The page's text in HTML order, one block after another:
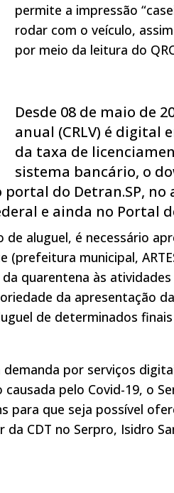
permite a impressão
rodar com o veículo,
por meio da leitura do
Desde 08 de maio de
anual (CRLV) é digital
da taxa de
sistema bancário, o
do Detran.SP, no
e ainda no Portal
de aluguel, é necessário
municipal,
quarentena às
da apresentação
de determinados
demanda por serviços
pelo Covid-19, o
para que seja possível
da CDT no Serpro, Isidro